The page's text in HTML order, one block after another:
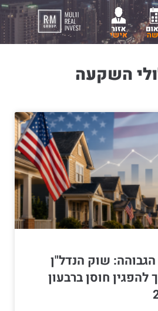
השקעה
שוק הנדל"ן
חוסן ברבעון